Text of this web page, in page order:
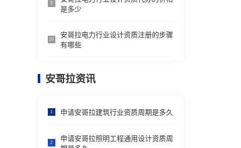
9
是多少
10
安哥拉电力行业设计资质注册的步骤
有哪些
安哥拉资讯
1 申请安哥拉建筑行业资质周期是多久
2
申请安哥拉照明工程通用设计资质周